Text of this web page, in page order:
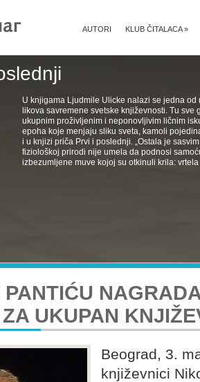
KLUB ČITALACA»
AUTORI
U knjigama Ljudmile Ulicke nalazi se jedna
likova savremene svetske književnosti. Tu sve
ukupnim proživljenim i neponovljivim ličnim
epoha koje menjaju sliku sveta, kamoli
i u knjizi priča Prvi i poslednji. „Ostala je
fiziološkoj prirodi nije umela da podnosi
izbezumljene muve kojoj su otkinuli krila:
UKUPAN
Beograd, 3.
književnici